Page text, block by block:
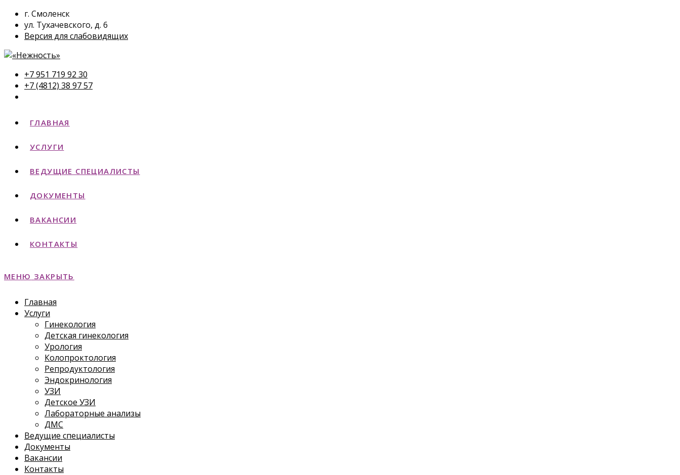
г. Смоленск
ул. Тухачевского, д. 6
Версия для слабовидящих
+7 951 719 92 30
+7 (4812) 38 97 57
ГЛАВНАЯ
УСЛУГИ
ВЕДУЩИЕ СПЕЦИАЛИСТЫ
ДОКУМЕНТЫ
ВАКАНСИИ
КОНТАКТЫ
МЕНЮ ЗАКРЫТЬ
Главная
Услуги
Гинекология
Детская гинекология
Урология
Колопроктология
Репродуктология
Эндокринология
УЗИ
Детское УЗИ
Лабораторные анализы
ДМС
Ведущие специалисты
Документы
Вакансии
Контакты